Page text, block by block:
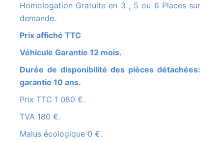
Homologation Gratuite en 3 , 5 ou 6 Places sur
demande.
Prix affiché TTC
Véhicule Garantie 12 mois.
Durée de disponibilité des pièces détachées:
garantie 10 ans.
Prix TTC 1 080 €.
TVA 180 €.
Malus écologique 0 €.